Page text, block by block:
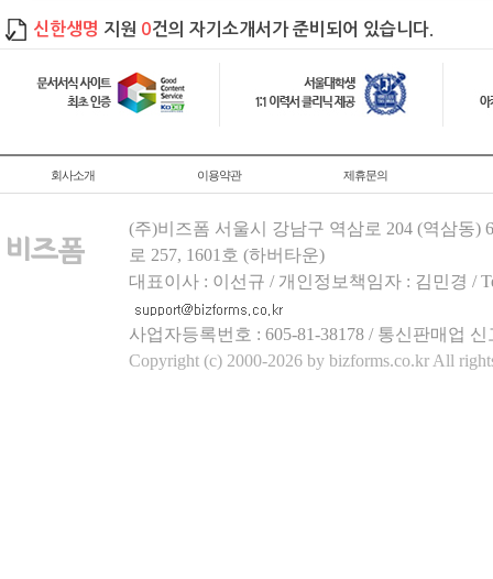
신한생명 지원 0건의 자기소개서가 준비되어 있습니다.
회사소개 이용약관 제휴문의
(주)비즈폼 서울시 강남구 역삼로 204 (역삼동)
로 257, 1601호 (하버타운)
대표이사 : 이선규 / 개인정보책임자 : 김민경 /
사업자등록번호 : 605-81-38178 / 통신판매업
Copyright (c) 2000-2026 by bizforms.co.kr All